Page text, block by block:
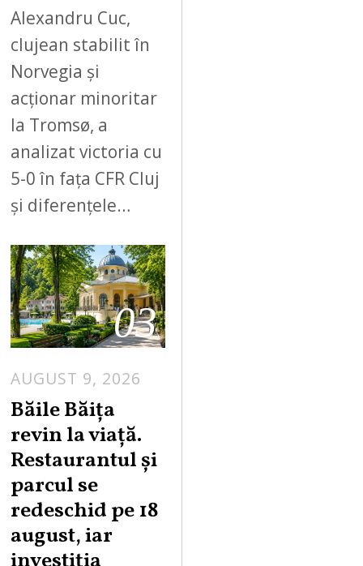
Alexandru Cuc,
clujean stabilit în
Norvegia și
acționar minoritar
la Tromsø, a
analizat victoria cu
5-0 în fața CFR Cluj
și diferențele…
03
AUGUST 9, 2026
S
9
Băile Băița
revin la viață.
Restaurantul și
parcul se
redeschid pe 18
august, iar